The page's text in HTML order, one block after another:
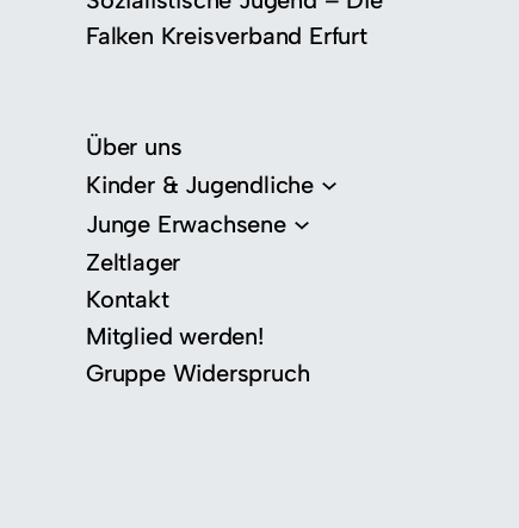
Falken Kreisverband Erfurt
Über uns
Kinder & Jugendliche
Junge Erwachsene
Zeltlager
Kontakt
Mitglied werden!
Gruppe Widerspruch